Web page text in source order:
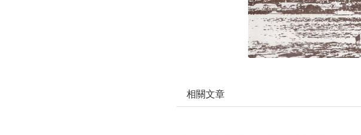
相關文章